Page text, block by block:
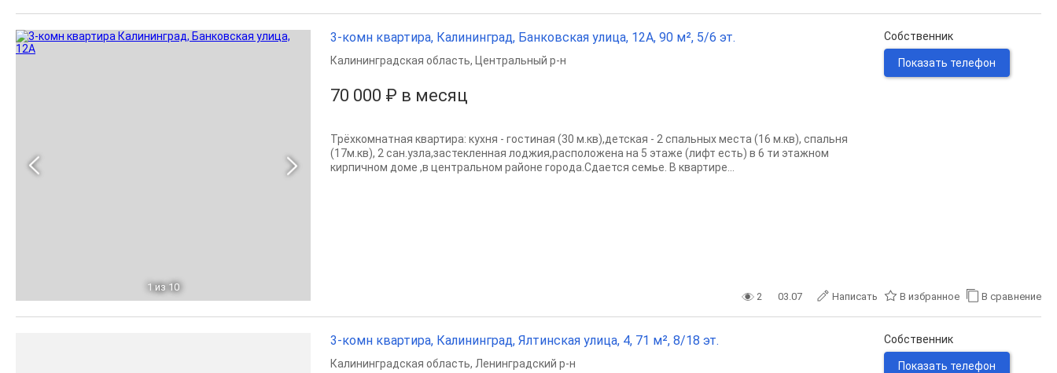
1 из 10
3-комн квартира, Калининград, Банковская улица, 12А, 90 м², 5/6 эт.
70 000 ₽ в месяц
Калининградская область, Центральный р-н
Трёхкомнатная квартира: кухня - гостиная (30 м.кв),детская - 2 спальных места (16 м.кв), спальня
(17м.кв), 2 сан.узла,застекленная лоджия,расположена на 5 этаже (лифт есть) в 6 ти этажном
кирпичном доме ,в центральном районе города.Сдается семье. В квартире...
Собственник
Показать телефон
2 03.07 Написать В избранное В сравнение
3-комн квартира, Калининград, Ялтинская улица, 4, 71 м², 8/18 эт.
Калининградская область, Ленинградский р-н
Собственник
Показать телефон